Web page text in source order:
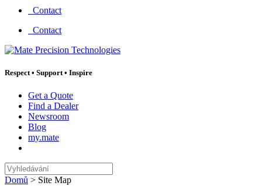
Contact
Contact
Respect • Support • Inspire
Get a Quote
Find a Dealer
Newsroom
Blog
my.mate
Vyhledávání
:Domů > Site Map